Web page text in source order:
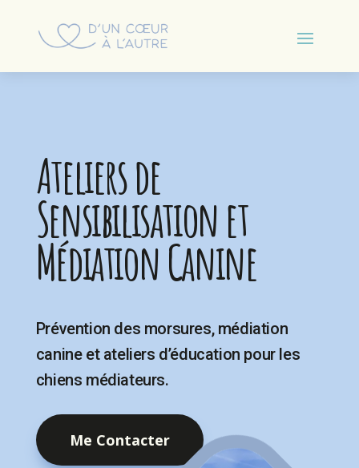
Ateliers de
Sensibilisation et
Médiation Canine
Prévention des morsures, médiation
canine et ateliers d’éducation pour les
chiens médiateurs.
Me Contacter